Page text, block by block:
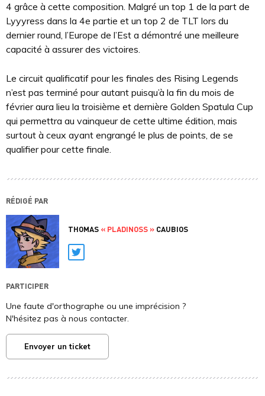
4 grâce à cette composition. Malgré un top 1 de la part de
Lyyyress dans la 4e partie et un top 2 de TLT lors du
dernier round, l’Europe de l’Est a démontré une meilleure
capacité à assurer des victoires.
Le circuit qualificatif pour les finales des Rising Legends
n’est pas terminé pour autant puisqu’à la fin du mois de
février aura lieu la troisième et dernière Golden Spatula Cup
qui permettra au vainqueur de cette ultime édition, mais
surtout à ceux ayant engrangé le plus de points, de se
qualifier pour cette finale.
RÉDIGÉ PAR
THOMAS « PLADINOSS » CAUBIOS
Twitter
PARTICIPER
Une faute d'orthographe ou une imprécision ?
N'hésitez pas à nous contacter.
Envoyer un ticket